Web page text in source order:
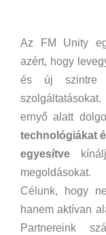
Az FM Unity
azért, hogy
és új szintre
ernyő alatt
technológiákat
egyesítve
megoldásokat.
Célunk, hogy
hanem aktívan
Partnereink